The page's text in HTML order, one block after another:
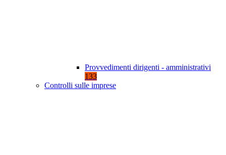
Provvedimenti dirigenti - amministrativi
133
Controlli sulle imprese